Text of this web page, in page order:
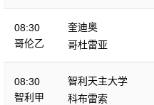
08:30
哥伦乙
奎迪奥
哥杜雷亚
08:30
智利甲
智利天主大学
科布雷索